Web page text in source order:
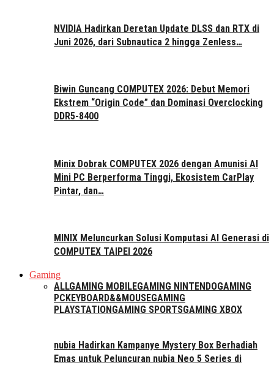
NVIDIA Hadirkan Deretan Update DLSS dan RTX di
Juni 2026, dari Subnautica 2 hingga Zenless…
Biwin Guncang COMPUTEX 2026: Debut Memori
Ekstrem “Origin Code” dan Dominasi Overclocking
DDR5-8400
Minix Dobrak COMPUTEX 2026 dengan Amunisi AI
Mini PC Berperforma Tinggi, Ekosistem CarPlay
Pintar, dan…
MINIX Meluncurkan Solusi Komputasi AI Generasi di
COMPUTEX TAIPEI 2026
Gaming
ALLGAMING MOBILEGAMING NINTENDOGAMING
PCKEYBOARD&&MOUSEGAMING
PLAYSTATIONGAMING SPORTSGAMING XBOX
nubia Hadirkan Kampanye Mystery Box Berhadiah
Emas untuk Peluncuran nubia Neo 5 Series di